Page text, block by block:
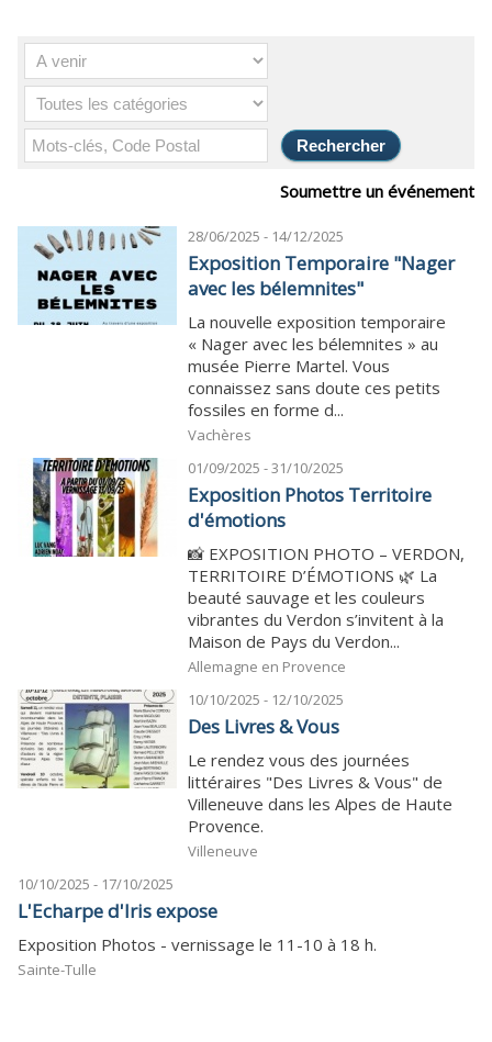
Soumettre un événement
28/06/2025 - 14/12/2025
Exposition Temporaire "Nager
avec les bélemnites"
La nouvelle exposition temporaire
« Nager avec les bélemnites » au
musée Pierre Martel. Vous
connaissez sans doute ces petits
fossiles en forme d...
Vachères
01/09/2025 - 31/10/2025
Exposition Photos Territoire
d'émotions
📸 EXPOSITION PHOTO – VERDON,
TERRITOIRE D’ÉMOTIONS 🌿 La
beauté sauvage et les couleurs
vibrantes du Verdon s’invitent à la
Maison de Pays du Verdon...
Allemagne en Provence
10/10/2025 - 12/10/2025
Des Livres & Vous
Le rendez vous des journées
littéraires "Des Livres & Vous" de
Villeneuve dans les Alpes de Haute
Provence.
Villeneuve
10/10/2025 - 17/10/2025
L'Echarpe d'Iris expose
Exposition Photos - vernissage le 11-10 à 18 h.
Sainte-Tulle